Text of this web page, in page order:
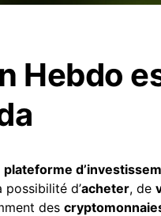
Hebdo
plateforme
possibilité d’acheter, de
des